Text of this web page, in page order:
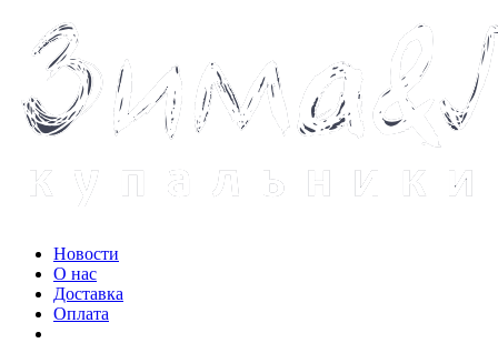
Новости
О нас
Доставка
Оплата